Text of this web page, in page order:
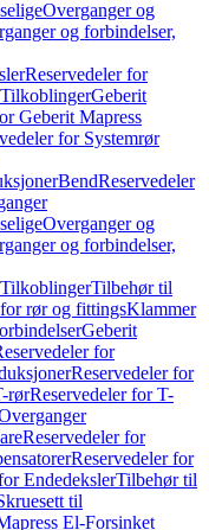
Overganger og
og forbindelser,
Reservedeler for
Geberit
Geberit Mapress
for Systemrør
BendReservedeler
Overganger og
og forbindelser,
Tilbehør til
rør og fittingsKlammer
Geberit
for
Reservedeler for
rørReservedeler for T-
Reservedeler for
Reservedeler for
EndedekslerTilbehør til
til
El-Forsinket